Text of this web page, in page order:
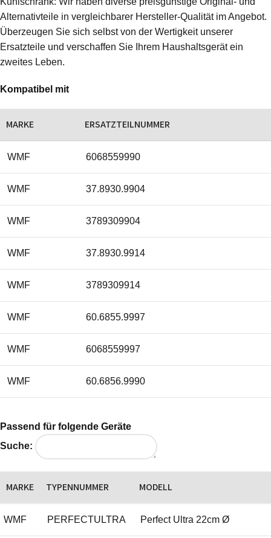
Alternativteile in vergleichbarer Hersteller-Qualität im Angebot.
Überzeugen Sie sich selbst von der Wertigkeit unserer
Ersatzteile und verschaffen Sie Ihrem Haushaltsgerät ein
zweites Leben.
Kompatibel mit
MARKE ERSATZTEILNUMMER
WMF 6068559990
WMF 37.8930.9904
WMF 3789309904
WMF 37.8930.9914
WMF 3789309914
WMF 60.6855.9997
WMF 6068559997
WMF 60.6856.9990
Passend für folgende Geräte
Suche:
MARKE TYPENNUMMER MODELL
WMF PERFECTULTRA Perfect Ultra 22cm Ø